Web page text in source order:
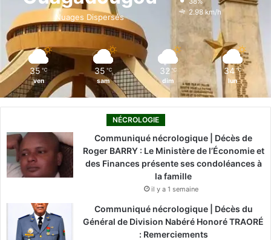
o
k
i
n
r
Nuages Dispersés
2.98 km/h
35 ℃
ven
35 ℃
sam
32 ℃
dim
34 ℃
lun
NÉCROLOGIE
Communiqué nécrologique | Décès de
Roger BARRY : Le Ministère de l’Économie et
des Finances présente ses condoléances à
la famille
il y a 1 semaine
Communiqué nécrologique | Décès du
Général de Division Nabéré Honoré TRAORÉ
: Remerciements